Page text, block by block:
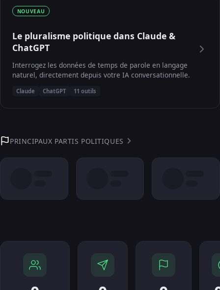
NOUVEAU
Le pluralisme politique dans Claude &
ChatGPT
Interrogez les données de temps de parole en langage
naturel, directement depuis votre IA conversationnelle.
Claude ChatGPT 11 outils
PRINCIPAUX PARTIS POLITIQUES